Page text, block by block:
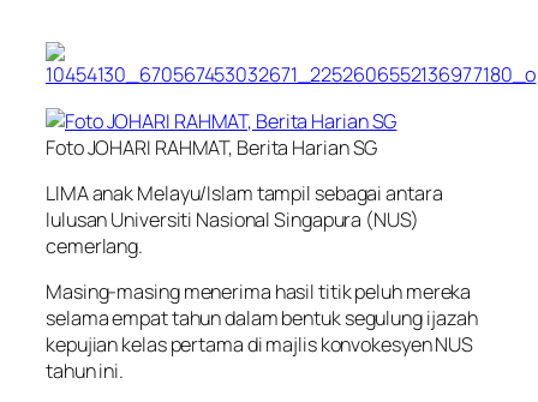
Foto JOHARI RAHMAT, Berita Harian SG
LIMA anak Melayu/Islam tampil sebagai antara
lulusan Universiti Nasional Singapura (NUS)
cemerlang.
Masing-masing menerima hasil titik peluh mereka
selama empat tahun dalam bentuk segulung ijazah
kepujian kelas pertama di majlis konvokesyen NUS
tahun ini.